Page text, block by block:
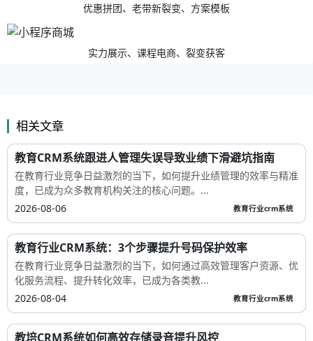
优惠拼团、老带新裂变、方案模板
实力展示、课程电商、裂变获客
相关文章
教育CRM系统跟进人管理失误导致业绩下滑避坑指南
在教育行业竞争日益激烈的当下，如何提升业绩管理的效率与精准
度，已成为众多教育机构关注的核心问题。...
2026-08-06
教育行业crm系统
教育行业CRM系统：3个步骤提升号码保护效率
在教育行业竞争日益激烈的当下，如何通过高效管理客户资源、优
化服务流程、提升转化效率，已成为各类教...
2026-08-04
教育行业crm系统
教培CRM系统如何高效存储录音提升风控